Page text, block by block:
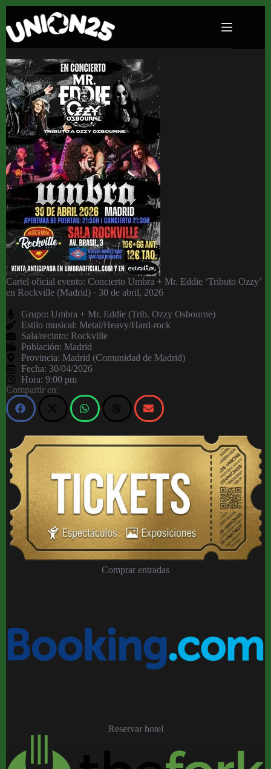
Concierto Umbra + Mr. Eddie ‘Tributo Ozzy’
en Rockville (Madrid) · 30 de abril, 2026
Cartel oficial evento: Concierto Umbra + Mr. Eddie ‘Tributo Ozzy’
en Rockville (Madrid) · 30 de abril, 2026
Grupo: Umbra + Mr. Eddie (Trib. Ozzy Osbourne)
Estilo musical: Metal/Heavy/Hard-rock
Sala/recinto: Rockville
Población: Madrid
Provincia: Madrid (Comunidad de Madrid)
Fecha: 30/04/2026
Hora: 9:00 pm
Compartir en:
Comprar entradas
Reservar hotel